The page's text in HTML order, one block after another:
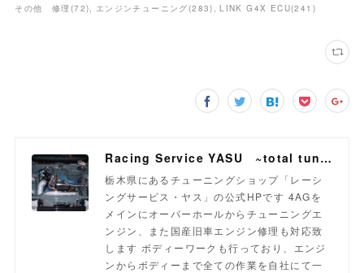
その他 修理 (72) エンジンチューニング(283) LINK G4X ECU(241 )
Racing Service YASU ~total tuning proshop~
栃木県にあるチューニングショップ「レーシ
ングサービス・ヤス」の公式HPです 4AGを
メインにオーバーホールからチューニングエ
ンジン、また国産旧車エンジン修理も対応致
します ボディーワークも行っており、エンジ
ンからボディーまで全ての作業を自社にて一